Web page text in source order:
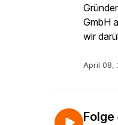
GmbH
wir
April 08,